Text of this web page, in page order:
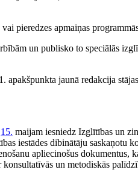
pieredzes apmaiņas
un publisko to speciālās
apakšpunkta jaunā redakcija
15. maijam iesniedz Izglītības un
iestādes dibinātāju saskaņotu
apliecinošus dokumentus,
un metodiskās